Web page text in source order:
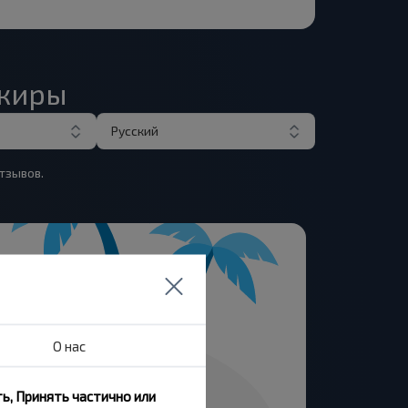
Русский
О нас
Принять частично или